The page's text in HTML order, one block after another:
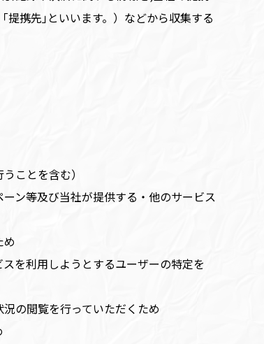
携先｣といいます。）などから収集する
ことを含む）
ン等及び当社が提供する・他のサービス
め
を利用しようとするユーザーの特定を
の閲覧を行っていただくため